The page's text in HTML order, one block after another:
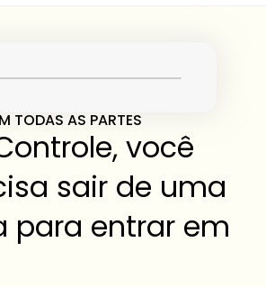
TODAS AS PARTES
você
sair de uma
para entrar em